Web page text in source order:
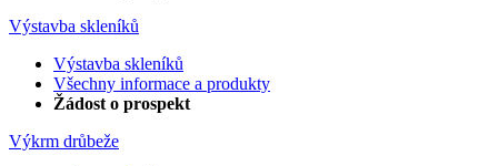
Výstavba skleníků
Výstavba skleníků
Všechny informace a produkty
Žádost o prospekt
Výkrm drůbeže